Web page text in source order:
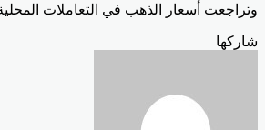
وتراجعت أسعار الذهب في التعاملات
فيسبوك
‫X
لينكدإن
بينتيريست
Odnoklassniki
‫Pocket
شاركها